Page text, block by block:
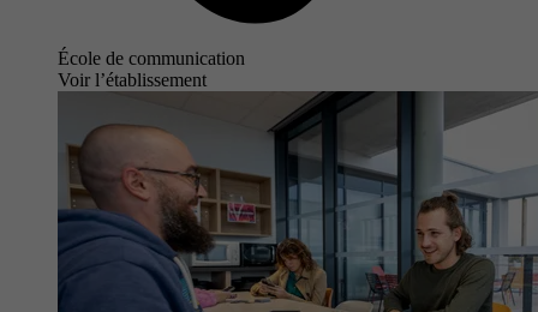
École de communication
Voir l’établissement